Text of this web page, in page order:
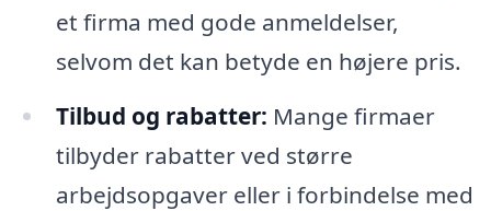
et firma med gode anmeldelser,
selvom det kan betyde en højere pris.
Tilbud og rabatter: Mange firmaer
tilbyder rabatter ved større
arbejdsopgaver eller i forbindelse med